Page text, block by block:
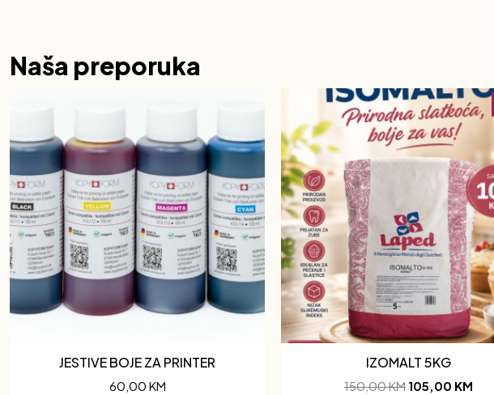
Naša preporuka
JESTIVE BOJE ZA PRINTER
60,00 KM
IZOMALT 5KG
150,00KM 105,00 KM